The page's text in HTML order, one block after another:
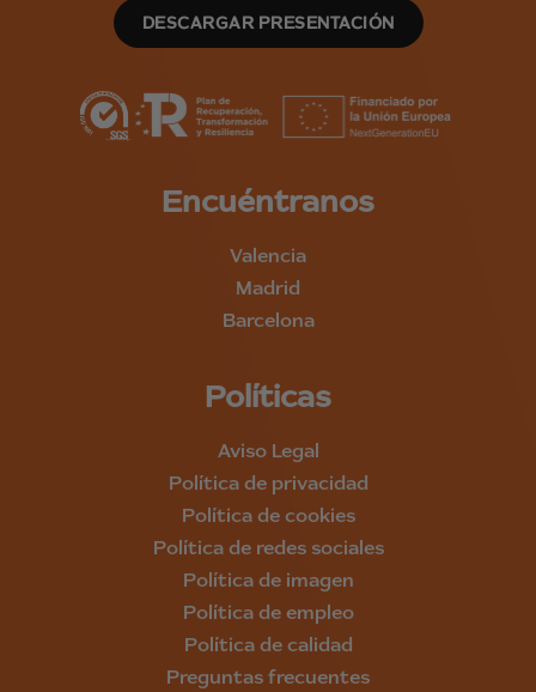
DESCARGAR PRESENTACIÓN
Encuéntranos
Valencia
Madrid
Barcelona
Políticas
Aviso Legal
Política de privacidad
Política de cookies
Política de redes sociales
Política de imagen
Política de empleo
Política de calidad
Preguntas frecuentes